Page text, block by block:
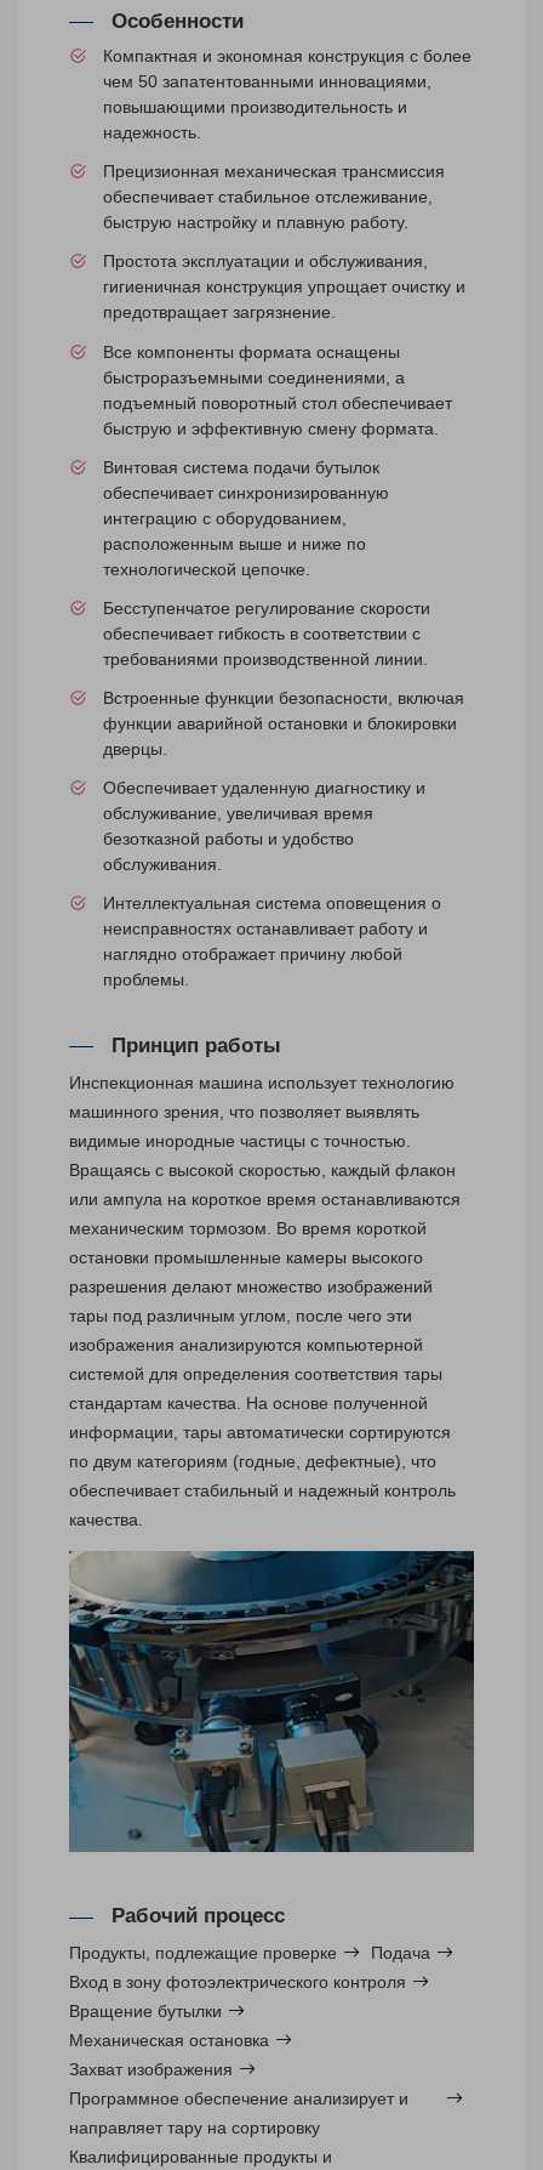
Особенности
Компактная и экономная конструкция с более
чем 50 запатентованными инновациями,
повышающими производительность и
надежность.
Прецизионная механическая трансмиссия
обеспечивает стабильное отслеживание,
быструю настройку и плавную работу.
Простота эксплуатации и обслуживания,
гигиеничная конструкция упрощает очистку и
предотвращает загрязнение.
Все компоненты формата оснащены
быстроразъемными соединениями, а
подъемный поворотный стол обеспечивает
быструю и эффективную смену формата.
Винтовая система подачи бутылок
обеспечивает синхронизированную
интеграцию с оборудованием,
расположенным выше и ниже по
технологической цепочке.
Бесступенчатое регулирование скорости
обеспечивает гибкость в соответствии с
требованиями производственной линии.
Встроенные функции безопасности, включая
функции аварийной остановки и блокировки
дверцы.
Обеспечивает удаленную диагностику и
обслуживание, увеличивая время
безотказной работы и удобство
обслуживания.
Интеллектуальная система оповещения о
неисправностях останавливает работу и
наглядно отображает причину любой
проблемы.
Принцип работы
Инспекционная машина использует технологию
машинного зрения, что позволяет выявлять
видимые инородные частицы с точностью.
Вращаясь с высокой скоростью, каждый флакон
или ампула на короткое время останавливаются
механическим тормозом. Во время короткой
остановки промышленные камеры высокого
разрешения делают множество изображений
тары под различным углом, после чего эти
изображения анализируются компьютерной
системой для определения соответствия тары
стандартам качества. На основе полученной
информации, тары автоматически сортируются
по двум категориям (годные, дефектные), что
обеспечивает стабильный и надежный контроль
качества.
Рабочий процесс
Продукты, подлежащие проверке
Подача
Вход в зону фотоэлектрического контроля
Вращение бутылки
Механическая остановка
Захват изображения
Программное обеспечение анализирует и
направляет тару на сортировку
Квалифицированные продукты и